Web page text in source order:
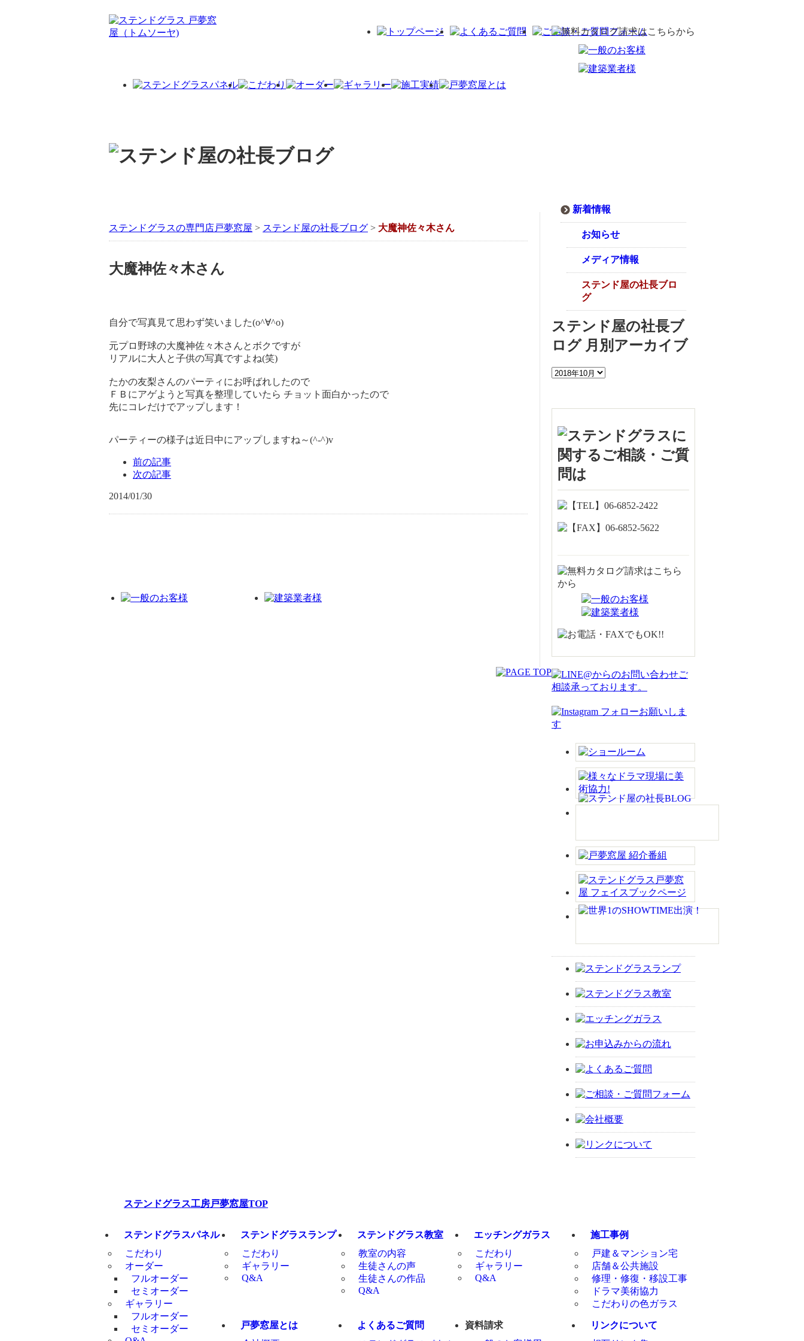
ステンドグラスの専門店戸夢窓屋 > ステンド屋の社長ブログ > 大魔神佐々木さん
大魔神佐々木さん
自分で写真見て思わず笑いました(o^∀^o)
元プロ野球の大魔神佐々木さんとボクですが
リアルに大人と子供の写真ですよね(笑)
たかの友梨さんのパーティにお呼ばれしたので
ＦＢにアゲようと写真を整理していたら チョット面白かったので
先にコレだけでアップします！
パーティーの様子は近日中にアップしますね～(^-^)v
前の記事
次の記事
2014/01/30
新着情報
お知らせ
メディア情報
ステンド屋の社長ブロ
グ
ステンド屋の社長ブ
ログ 月別アーカイブ
ステンドグラス工房戸夢窓屋TOP
ステンドグラスパネル
こだわり
オーダー
フルオーダー
セミオーダー
ギャラリー
フルオーダー
セミオーダー
ステンドグラスランプ
こだわり
ギャラリー
Q&A
ステンドグラス教室
教室の内容
生徒さんの声
生徒さんの作品
Q&A
エッチングガラス
こだわり
ギャラリー
Q&A
施工事例
戸建＆マンション宅
店舗＆公共施設
修理・修復・移設工事
ドラマ美術協力
こだわりの色ガラス
戸夢窓屋とは
よくあるご質問
資料請求
リンクについて